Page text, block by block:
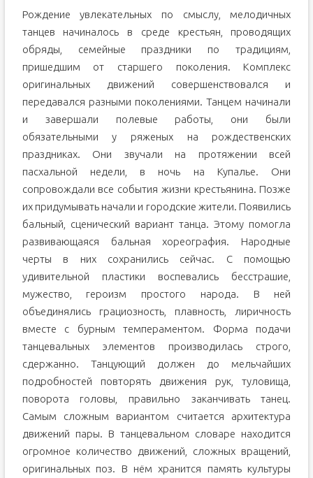
Рождение увлекательных по смыслу, мелодичных
танцев начиналось в среде крестьян, проводящих
обряды, семейные праздники по традициям,
пришедшим от старшего поколения. Комплекс
оригинальных движений совершенствовался и
передавался разными поколениями. Танцем начинали
и завершали полевые работы, они были
обязательными у ряженых на рождественских
праздниках. Они звучали на протяжении всей
пасхальной недели, в ночь на Купалье. Они
сопровождали все события жизни крестьянина. Позже
их придумывать начали и городские жители. Появились
бальный, сценический вариант танца. Этому помогла
развивающаяся бальная хореография. Народные
черты в них сохранились сейчас. С помощью
удивительной пластики воспевались бесстрашие,
мужество, героизм простого народа. В ней
объединялись грациозность, плавность, лиричность
вместе с бурным темпераментом. Форма подачи
танцевальных элементов производилась строго,
сдержанно. Танцующий должен до мельчайших
подробностей повторять движения рук, туловища,
поворота головы, правильно заканчивать танец.
Самым сложным вариантом считается архитектура
движений пары. В танцевальном словаре находится
огромное количество движений, сложных вращений,
оригинальных поз. В нём хранится память культуры